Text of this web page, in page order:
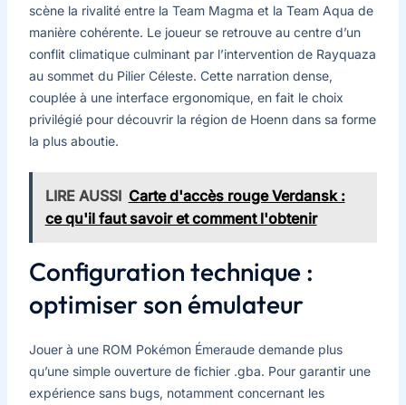
scène la rivalité entre la Team Magma et la Team Aqua de
manière cohérente. Le joueur se retrouve au centre d’un
conflit climatique culminant par l’intervention de Rayquaza
au sommet du Pilier Céleste. Cette narration dense,
couplée à une interface ergonomique, en fait le choix
privilégié pour découvrir la région de Hoenn dans sa forme
la plus aboutie.
LIRE AUSSI Carte d'accès rouge Verdansk :
ce qu'il faut savoir et comment l'obtenir
Configuration technique :
optimiser son émulateur
Jouer à une ROM Pokémon Émeraude demande plus
qu’une simple ouverture de fichier .gba. Pour garantir une
expérience sans bugs, notamment concernant les